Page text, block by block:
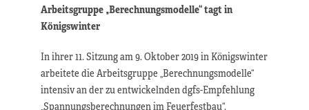
Arbeitsgruppe „Berechnungsmodelle“ tagt in
Königswinter
In ihrer 11. Sitzung am 9. Oktober 2019 in Königswinter
arbeitete die Arbeitsgruppe „Berechnungsmodelle“
intensiv an der zu entwickelnden dgfs-Empfehlung
„Spannungsberechnungen im Feuerfestbau“.